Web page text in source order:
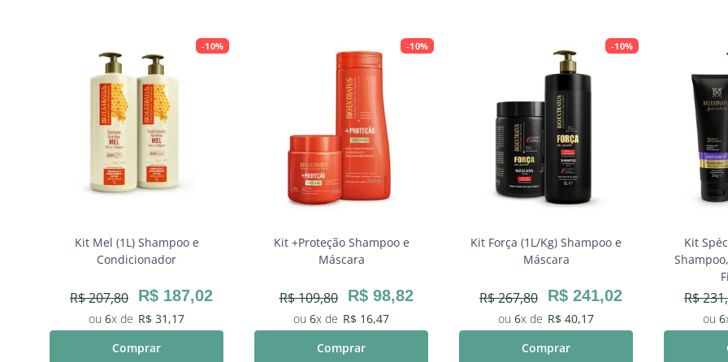
-10%
Kit Mel (1L) Shampoo e
Condicionador
R$207,80 R$ 187,02
6 R$ 31 ,17
Comprar
-10%
Kit +Proteção Shampoo e
Máscara
R$109,80 R$ 98,82
6 R$ 16,47
Comprar
-10%
Kit Força (1L/Kg) Shampoo e
Máscara
R$267,80 R$ 241,02
6 R$ 40,17
Comprar
Kit
R$231,
6